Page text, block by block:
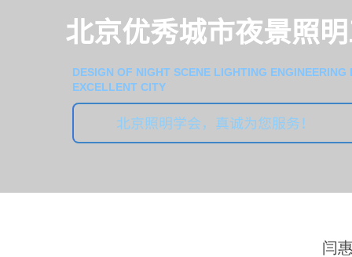
DESIGN OF NIGHT SCENE LIGHTING ENGINEERING
EXCELLENT CITY
北京照明学会，真诚为您服务！
北京优秀城市夜景照
闫